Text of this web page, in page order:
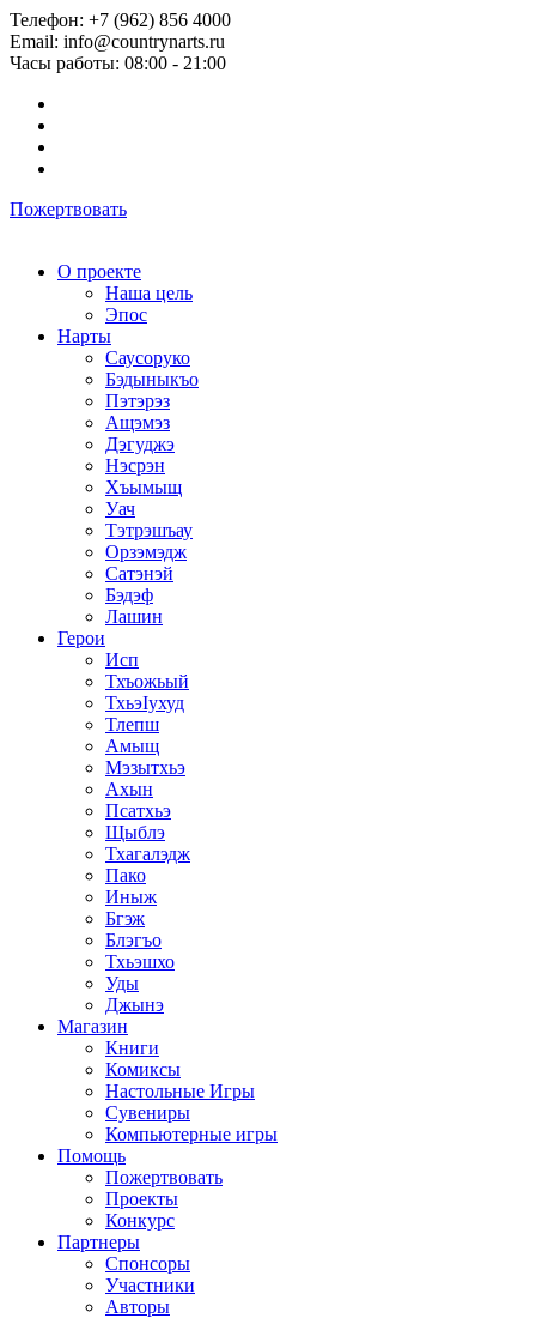
Телефон: +7 (962) 856 4000
Email: info@countrynarts.ru
Часы работы: 08:00 - 21:00
Пожертвовать
О проекте
Наша цель
Эпос
Нарты
Саусоруко
Бэдыныкъо
Пэтэрэз
Ащэмэз
Дэгуджэ
Нэсрэн
Хъымыщ
Уач
Тэтрэшъау
Орзэмэдж
Сатэнэй
Бэдэф
Лашин
Герои
Исп
Тхъожьый
ТхьэIухуд
Тлепш
Амыщ
Мэзытхьэ
Ахын
Псатхьэ
Щыблэ
Тхагалэдж
Пако
Иныж
Бгэж
Блэгъо
Тхьэшхо
Уды
Джынэ
Магазин
Книги
Комиксы
Настольные Игры
Сувениры
Компьютерные игры
Помощь
Пожертвовать
Проекты
Конкурс
Партнеры
Спонсоры
Участники
Авторы